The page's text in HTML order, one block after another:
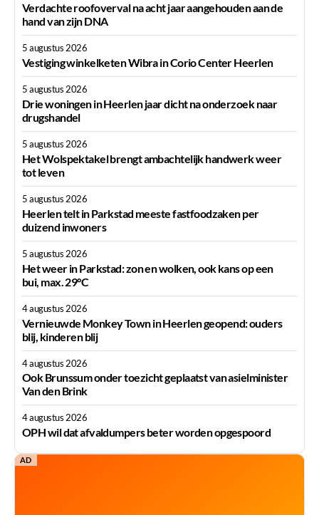
Verdachte roofoverval na acht jaar aangehouden aan de
hand van zijn DNA
5 augustus 2026
Vestiging winkelketen Wibra in Corio Center Heerlen
5 augustus 2026
Drie woningen in Heerlen jaar dicht na onderzoek naar
drugshandel
5 augustus 2026
Het Wolspektakel brengt ambachtelijk handwerk weer
tot leven
5 augustus 2026
Heerlen telt in Parkstad meeste fastfoodzaken per
duizend inwoners
5 augustus 2026
Het weer in Parkstad: zon en wolken, ook kans op een
bui, max. 29°C
4 augustus 2026
Vernieuwde Monkey Town in Heerlen geopend: ouders
blij, kinderen blij
4 augustus 2026
Ook Brunssum onder toezicht geplaatst van asielminister
Van den Brink
4 augustus 2026
OPH wil dat afvaldumpers beter worden opgespoord
AD